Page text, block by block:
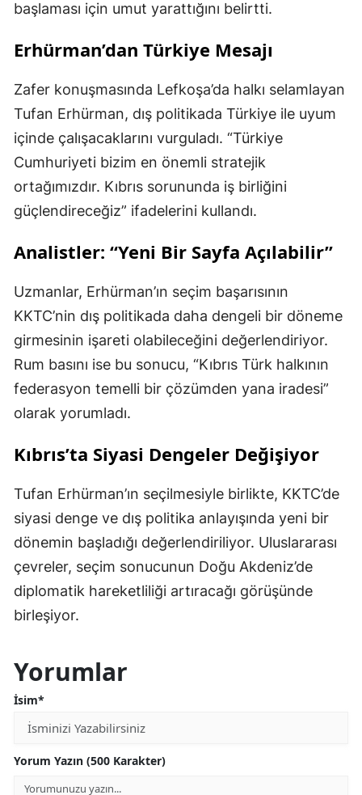
başlaması için umut yarattığını belirtti.
Erhürman’dan Türkiye Mesajı
Zafer konuşmasında Lefkoşa’da halkı selamlayan
Tufan Erhürman, dış politikada Türkiye ile uyum
içinde çalışacaklarını vurguladı. “Türkiye
Cumhuriyeti bizim en önemli stratejik
ortağımızdır. Kıbrıs sorununda iş birliğini
güçlendireceğiz” ifadelerini kullandı.
Analistler: “Yeni Bir Sayfa Açılabilir”
Uzmanlar, Erhürman’ın seçim başarısının
KKTC’nin dış politikada daha dengeli bir döneme
girmesinin işareti olabileceğini değerlendiriyor.
Rum basını ise bu sonucu, “Kıbrıs Türk halkının
federasyon temelli bir çözümden yana iradesi”
olarak yorumladı.
Kıbrıs’ta Siyasi Dengeler Değişiyor
Tufan Erhürman’ın seçilmesiyle birlikte, KKTC’de
siyasi denge ve dış politika anlayışında yeni bir
dönemin başladığı değerlendiriliyor. Uluslararası
çevreler, seçim sonucunun Doğu Akdeniz’de
diplomatik hareketliliği artıracağı görüşünde
birleşiyor.
Yorumlar
İsim*
Yorum Yazın (500 Karakter)